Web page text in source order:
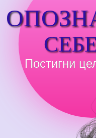
Постигни